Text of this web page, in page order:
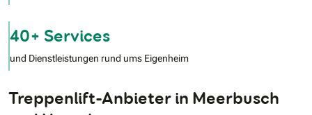
40+ Services
und Dienstleistungen rund ums Eigenheim
Treppenlift-Anbieter in Meerbusch